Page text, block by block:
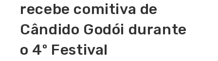
recebe comitiva de
Cândido Godói durante
o 4º Festival